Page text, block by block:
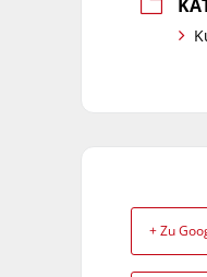
+ Zu